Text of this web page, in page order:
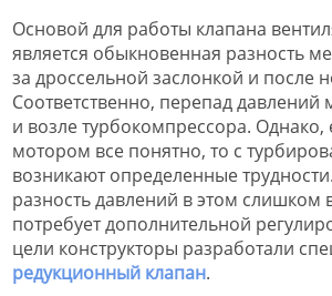
Основой для работы клапана
является обыкновенная разность
за дроссельной заслонкой и после
Соответственно, перепад давлений
и возле турбокомпрессора.
мотором все понятно, то с
возникают определенные
разность давлений в этом слишком
потребует дополнительной
цели конструкторы разработали
редукционный клапан.